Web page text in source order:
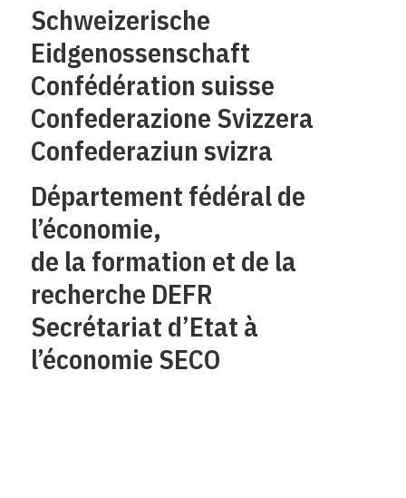
Schweizerische
Eidgenossenschaft
Confédération suisse
Confederazione Svizzera
Confederaziun svizra
Département fédéral de
l’économie,
de la formation et de la
recherche DEFR
Secrétariat d’Etat à
l’économie SECO